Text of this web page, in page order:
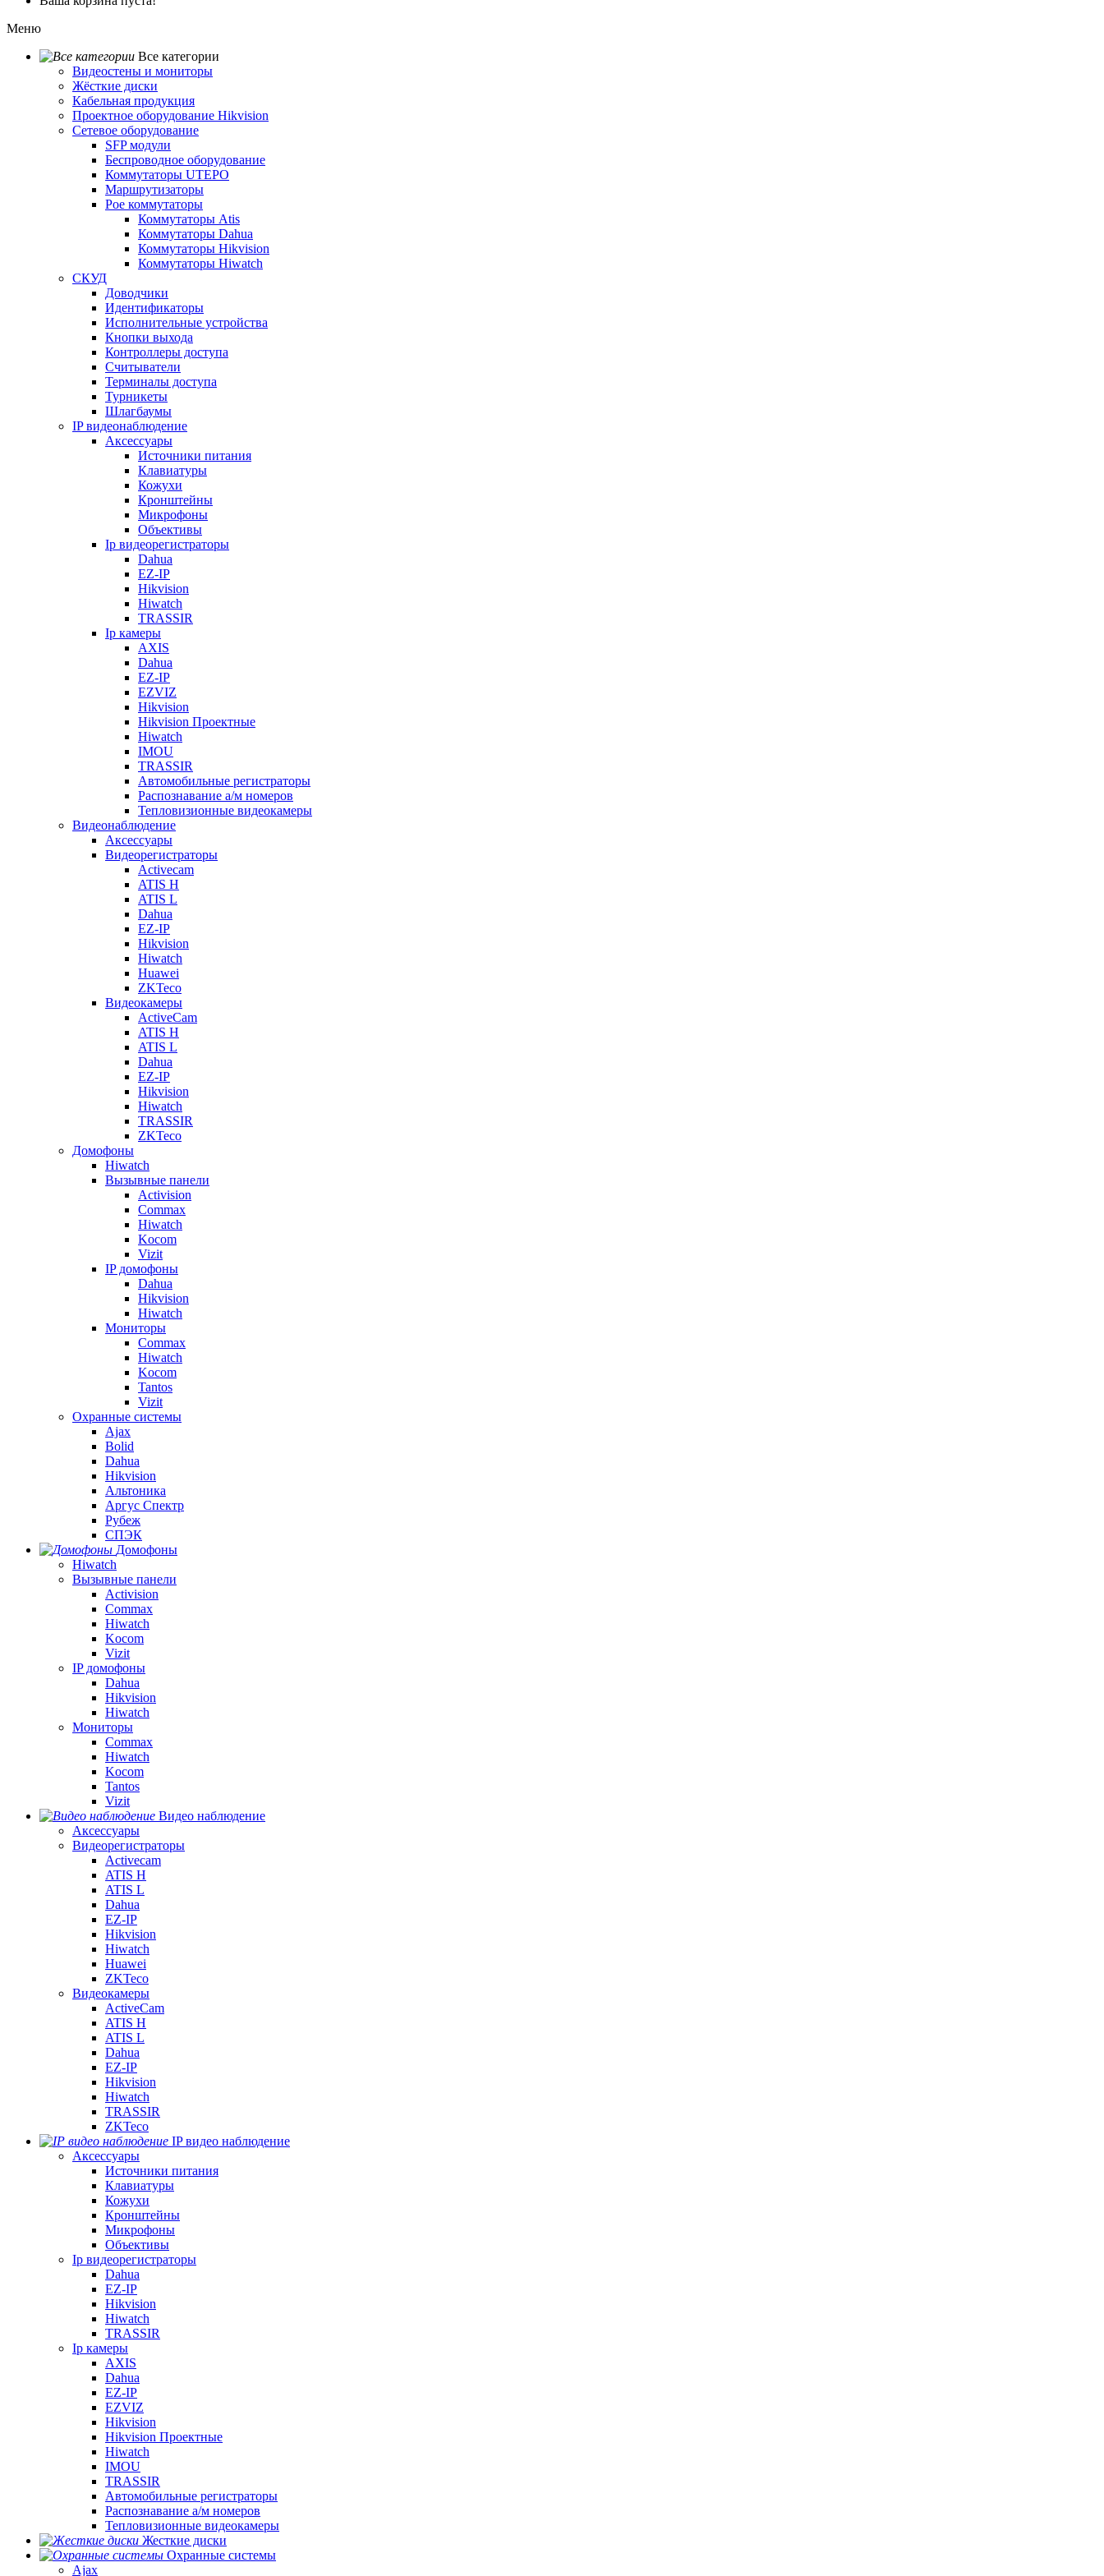
Меню
Все категории
Видеостены и мониторы
Жёсткие диски
Кабельная продукция
Проектное оборудование Hikvision
Сетевое оборудование
SFP модули
Беспроводное оборудование
Коммутаторы UTEPO
Маршрутизаторы
Poe коммутаторы
Коммутаторы Atis
Коммутаторы Dahua
Коммутаторы Hikvision
Коммутаторы Hiwatch
СКУД
Доводчики
Идентификаторы
Исполнительные устройства
Кнопки выхода
Контроллеры доступа
Считыватели
Терминалы доступа
Турникеты
Шлагбаумы
IP видеонаблюдение
Аксессуары
Источники питания
Клавиатуры
Кожухи
Кронштейны
Микрофоны
Объективы
Ip видеорегистраторы
Dahua
EZ-IP
Hikvision
Hiwatch
TRASSIR
Ip камеры
AXIS
Dahua
EZ-IP
EZVIZ
Hikvision
Hikvision Проектные
Hiwatch
IMOU
TRASSIR
Автомобильные регистраторы
Распознавание а/м номеров
Тепловизионные видеокамеры
Видеонаблюдение
Аксессуары
Видеорегистраторы
Activecam
ATIS H
ATIS L
Dahua
EZ-IP
Hikvision
Hiwatch
Huawei
ZKTeco
Видеокамеры
ActiveCam
ATIS H
ATIS L
Dahua
EZ-IP
Hikvision
Hiwatch
TRASSIR
ZKTeco
Домофоны
Hiwatch
Вызывные панели
Activision
Commax
Hiwatch
Kocom
Vizit
IP домофоны
Dahua
Hikvision
Hiwatch
Мониторы
Commax
Hiwatch
Kocom
Tantos
Vizit
Охранные системы
Ajax
Bolid
Dahua
Hikvision
Альтоника
Аргус Спектр
Рубеж
СПЭК
Домофоны
Hiwatch
Вызывные панели
Activision
Commax
Hiwatch
Kocom
Vizit
IP домофоны
Dahua
Hikvision
Hiwatch
Мониторы
Commax
Hiwatch
Kocom
Tantos
Vizit
Видео наблюдение
Аксессуары
Видеорегистраторы
Activecam
ATIS H
ATIS L
Dahua
EZ-IP
Hikvision
Hiwatch
Huawei
ZKTeco
Видеокамеры
ActiveCam
ATIS H
ATIS L
Dahua
EZ-IP
Hikvision
Hiwatch
TRASSIR
ZKTeco
IP видео наблюдение
Аксессуары
Источники питания
Клавиатуры
Кожухи
Кронштейны
Микрофоны
Объективы
Ip видеорегистраторы
Dahua
EZ-IP
Hikvision
Hiwatch
TRASSIR
Ip камеры
AXIS
Dahua
EZ-IP
EZVIZ
Hikvision
Hikvision Проектные
Hiwatch
IMOU
TRASSIR
Автомобильные регистраторы
Распознавание а/м номеров
Тепловизионные видеокамеры
Жесткие диски
Охранные системы
Ajax